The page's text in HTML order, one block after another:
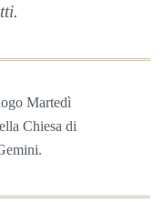
Martedì
Chiesa di